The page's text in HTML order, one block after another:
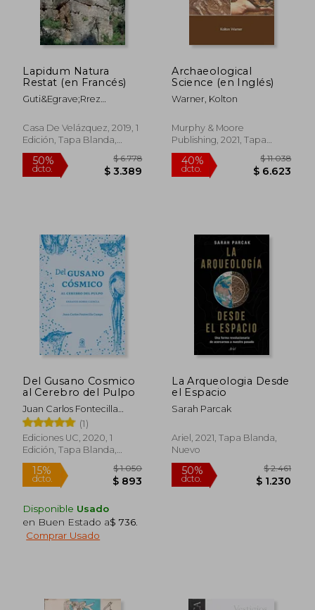
50% 50%
35%
dcto.
$ 6.005
$ 3.903
40%
dcto.
Lapidum Natura
Restat (en Francés)
Guti&Egrave;Rrez
Casa De Velázquez, 2019, 1
Edición, Tapa Blanda,
Nuevo
Archaeological
Science (en Inglés)
Warner, Kolton
Murphy & Moore
Publishing, 2021, Tapa
Dura, Nuevo
Del Gusano Cosmico
al Cerebro del Pulpo
Juan Carlos Fontecilla
Camps
(1)
Ediciones UC, 2020, 1
Edición, Tapa Blanda,
Nuevo
Disponible Usado
en Buen Estado a$ 736
Comprar Usado
La Arqueologia Desde
el Espacio
Sarah Parcak
Ariel, 2021, Tapa Blanda,
Nuevo